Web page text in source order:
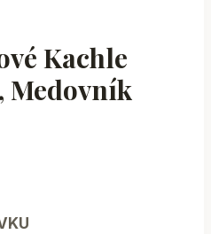
Kachle
Medovník